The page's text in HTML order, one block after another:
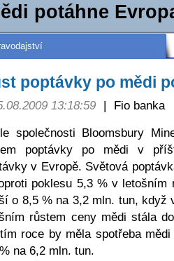
potáhne
poptávky po mědi
13:18:59 |
Fio banka
společnosti Bloomsbury
poptávky po mědi v
v Evropě. Světová
poklesu 5,3 % v letošním
o 8,5 % na 3,2 mln. tun, když
růstem ceny mědi stála
roce by měla spotřeba
na 6,2 mln. tun.